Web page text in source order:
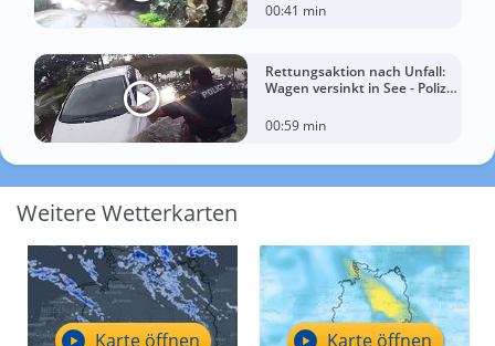
00:41 min
Rettungsaktion nach Unfall:
Wagen versinkt in See - Polizei
00:59 min
Weitere Wetterkarten
Karte öffnen Karte öffnen